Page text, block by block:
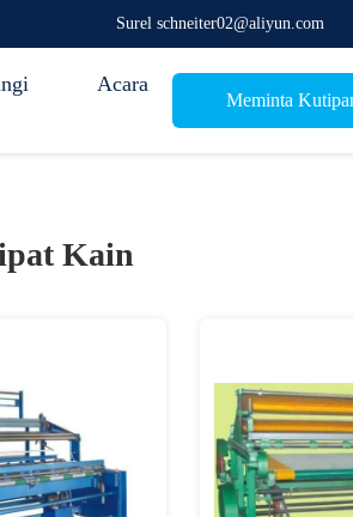
Surel schneiter02@aliyun.com
Acara
Meminta
Kain